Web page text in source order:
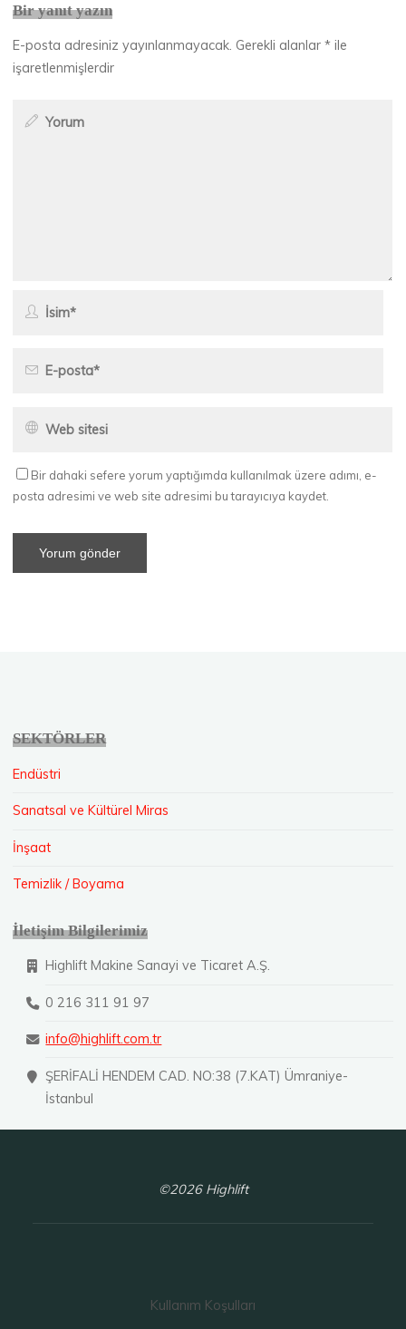
Bir yanıt yazın
E-posta adresiniz yayınlanmayacak. Gerekli alanlar* ile
işaretlenmişlerdir
Bir dahaki sefere yorum yaptığımda kullanılmak üzere adımı, e-
posta adresimi ve web site adresimi bu tarayıcıya kaydet.
SEKTÖRLER
Endüstri
Sanatsal ve Kültürel Miras
İnşaat
Temizlik / Boyama
İletişim Bilgilerimiz
Highlift Makine Sanayi ve Ticaret A.Ş.
0 216 311 91 97
info@highlift.com.tr
ŞERİFALİ HENDEM CAD. NO:38 (7.KAT) Ümraniye-
İstanbul
©2026 Highlift
Kullanım Koşulları